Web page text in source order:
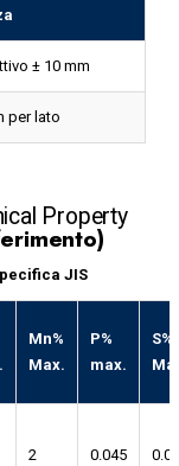
± 10 mm
per lato
Property
JIS
Mn%
Max.
P%
max.
S%
2 0.045 0.03